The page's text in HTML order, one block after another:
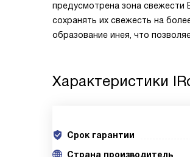
предусмотрена зона свежести
сохранять их свежесть на
образование инея, что
Характеристики
Срок гарантии
Cтрана производитель